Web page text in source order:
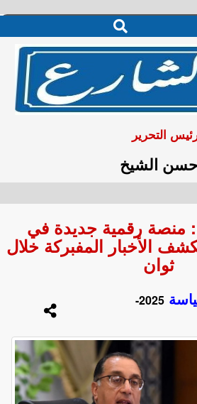
التحرير
حسن الشيخ
منصة رقمية جديدة في
الأخبار المفبركة خلال
ثوان
2025-